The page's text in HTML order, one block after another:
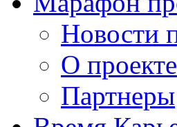
Новости
О проекте
Партнеры